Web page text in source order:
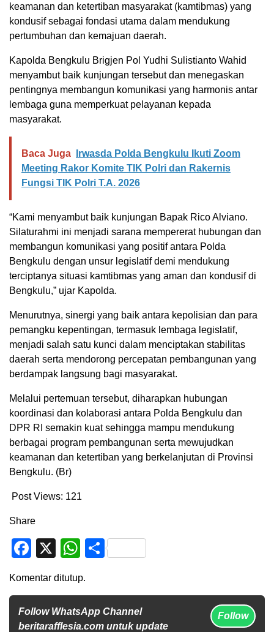
keamanan dan ketertiban masyarakat (kamtibmas) yang
kondusif sebagai fondasi utama dalam mendukung
pertumbuhan dan kemajuan daerah.
Kapolda Bengkulu Brigjen Pol Yudhi Sulistianto Wahid
menyambut baik kunjungan tersebut dan menegaskan
pentingnya membangun komunikasi yang harmonis antar
lembaga guna memperkuat pelayanan kepada
masyarakat.
Baca Juga
Irwasda Polda Bengkulu Ikuti Zoom
Meeting Rakor Komite TIK Polri dan Rakernis
Fungsi TIK Polri T.A. 2026
“Kami menyambut baik kunjungan Bapak Rico Alviano.
Silaturahmi ini menjadi sarana mempererat hubungan dan
membangun komunikasi yang positif antara Polda
Bengkulu dengan unsur legislatif demi mendukung
terciptanya situasi kamtibmas yang aman dan kondusif di
Bengkulu,” ujar Kapolda.
Menurutnya, sinergi yang baik antara kepolisian dan para
pemangku kepentingan, termasuk lembaga legislatif,
menjadi salah satu kunci dalam menciptakan stabilitas
daerah serta mendorong percepatan pembangunan yang
berdampak langsung bagi masyarakat.
Melalui pertemuan tersebut, diharapkan hubungan
koordinasi dan kolaborasi antara Polda Bengkulu dan
DPR RI semakin kuat sehingga mampu mendukung
berbagai program pembangunan serta mewujudkan
keamanan dan ketertiban yang berkelanjutan di Provinsi
Bengkulu. (Br)
Post Views: 121
Share
Facebook
X WhatsApp
Share
Komentar ditutup.
Follow WhatsApp Channel
beritarafflesia.com untuk update
Follow